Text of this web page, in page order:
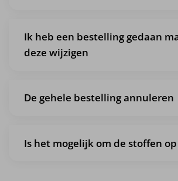
Ik heb een bestelling gedaan
deze wijzigen
De gehele bestelling annuleren
Is het mogelijk om de stoffen